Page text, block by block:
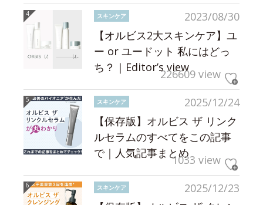
2023/08/30
スキンケア
【オルビス2大スキンケア】ユ
ー or ユードット 私にはどっ
ち？｜Editor’s view226609 view
2025/12/24
スキンケア
【保存版】オルビス ザ リンク
ルセラムのすべてをこの記事
で｜人気記事まとめ1033 view
2025/12/23
スキンケア